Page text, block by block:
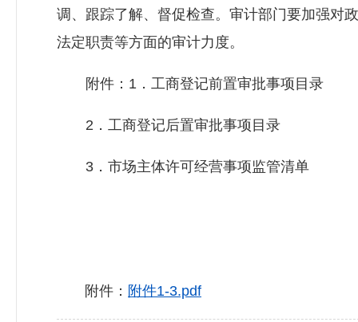
调、跟踪了解、督促检查。审计部门要加强对
法定职责等方面的审计力度。
附件：1．工商登记前置审批事项目录
2．工商登记后置审批事项目录
3．市场主体许可经营事项监管清单
附件： 附件1-3.pdf